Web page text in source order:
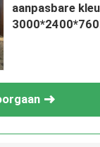
aanpasbare